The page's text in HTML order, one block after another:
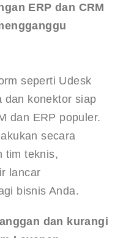
ERP dan CRM
seperti Udesk
dan konektor siap
dan ERP populer.
secara
tim teknis,
lancar
bisnis Anda.
dan kurangi